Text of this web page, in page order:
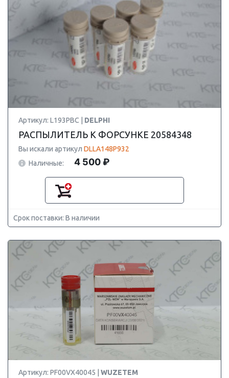
Артикул: L193PBC | DELPHI
РАСПЫЛИТЕЛЬ К ФОРСУНКЕ 20584348
Вы искали артикул DLLA148P932
Наличные:
4 500 ₽
Срок поставки: В наличии
Артикул: PF00VX40045 | WUZETEM